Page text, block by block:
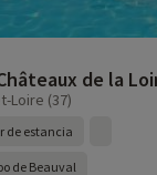
de la
Loire (37)
de estancia
de Beauval